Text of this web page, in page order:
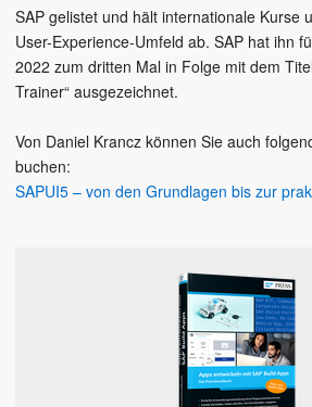
SAP gelistet und hält internationale Kurse
User-Experience-Umfeld ab. SAP hat ihn
2022 zum dritten Mal in Folge mit dem
Trainer“ ausgezeichnet.
Von Daniel Krancz können Sie auch
buchen:
SAPUI5 – von den Grundlagen bis zur